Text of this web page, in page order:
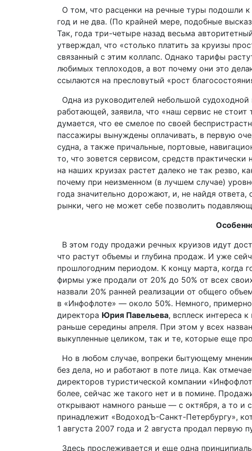
О том, что расценки на речные туры подошли
год и не два. (По крайней мере, подобные
Так, года три-четыре назад весьма
утверждал, что «столько платить за круизы
связанный с этим коллапс. Однако тарифы
любимых теплоходов, а вот почему они это
ссылаются на пресловутый «рост
Одна из руководителей небольшой
работающей, заявила, что «наш сервис не стоит
думается, что ее смелое по своей
пассажиры вынуждены оплачивать, в первую
судна, а также причальные, портовые,
то, что зовется сервисом, средств
на наших круизах растет далеко не так резво,
почему при неизменном (в лучшем случае)
года значительно дорожают, и, не найдя
рынки, чего не может себе позволить
В этом году продажи речных круизов идут
что растут объемы и глубина продаж. И уже
прошлогодним периодом. К концу марта, когда
фирмы уже продали от 20% до 50% от всех
назвали 20% ранней реализации от общего
в «Инфофлоте» — около 50%. Немного,
директора Юрия Павельева, всплеск интереса
раньше середины апреля. При этом у всех
выкупленные целиком, так и те, которые еще
Но в любом случае, вопреки бытующему
без дела, но и работают в поте лица. Как
директоров туристической компании
более, сейчас же такого нет и в помине.
открывают намного раньше — с октября, а то и
принадлежит «ВодоходЪ-Санкт-Петербургу»,
1 августа 2007 года и 2 августа продал первую
Здесь прослеживается и еще одна